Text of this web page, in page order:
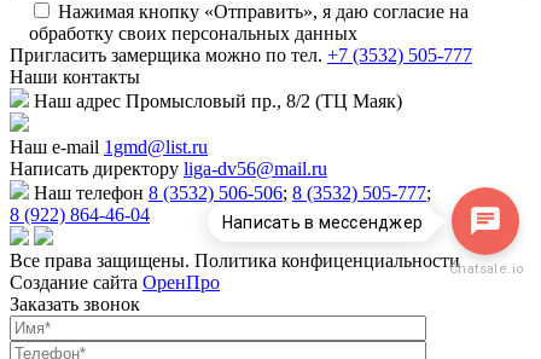
Нажимая кнопку «Отправить», я даю согласие на
обработку своих персональных данных
Пригласить замерщика можно по тел. +7 (3532) 505-777
Наши контакты
Наш адрес Промысловый пр., 8/2 (ТЦ Маяк)
Наш e-mail 1gmd@list.ru
Написать директору liga-dv56@mail.ru
Наш телефон 8 (3532) 506-506; 8 (3532) 505-777;
8 (922) 864-46-04
Все права защищены. Политика конфиценциальности
Создание сайта ОренПро
Заказать звонок
Написать в мессенджер
Chatsale.io